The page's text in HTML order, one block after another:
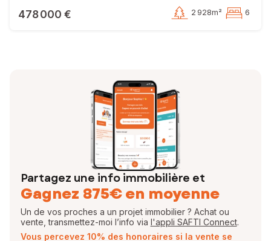
478 000 € 2 928m² 6
Partagez une info immobilière et
Gagnez 875€ en moyenne
Un de vos proches a un projet immobilier ? Achat ou
vente, transmettez-moi l’info via l'appli SAFTI Connect.
Vous percevez 10% des honoraires si la vente se